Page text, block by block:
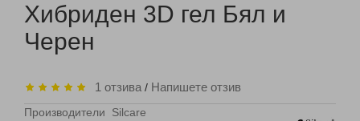
Хибриден 3D гел Бял и
Черен
1 отзива / Напишете отзив
Производители
Silcare